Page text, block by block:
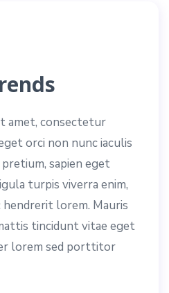
amet, consectetur
orci non nunc iaculis
sapien eget
turpis viverra enim,
lorem. Mauris
tincidunt vitae eget
lorem sed porttitor